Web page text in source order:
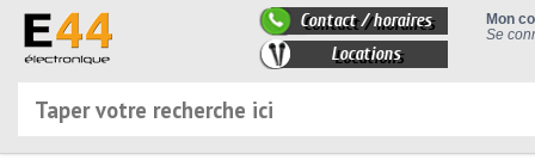
Mon
Se
Contact / horaires
Locations